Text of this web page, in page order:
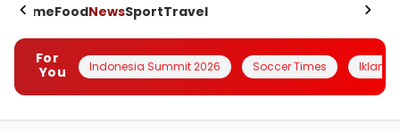
HomeFoodNewsSportTravel
For
You
Indonesia Summit 2026 Soccer Times Iklanin